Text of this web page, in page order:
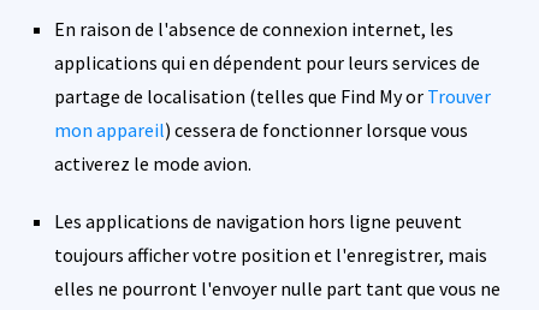
En raison de l'absence de connexion internet, les
applications qui en dépendent pour leurs services de
partage de localisation (telles que Find My or Trouver
mon appareil) cessera de fonctionner lorsque vous
activerez le mode avion.
Les applications de navigation hors ligne peuvent
toujours afficher votre position et l'enregistrer, mais
elles ne pourront l'envoyer nulle part tant que vous ne